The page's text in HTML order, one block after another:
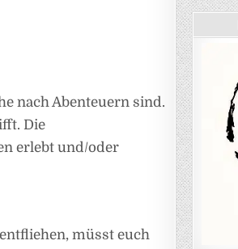
nach Abenteuern sind.
Die
erlebt und/oder
müsst euch